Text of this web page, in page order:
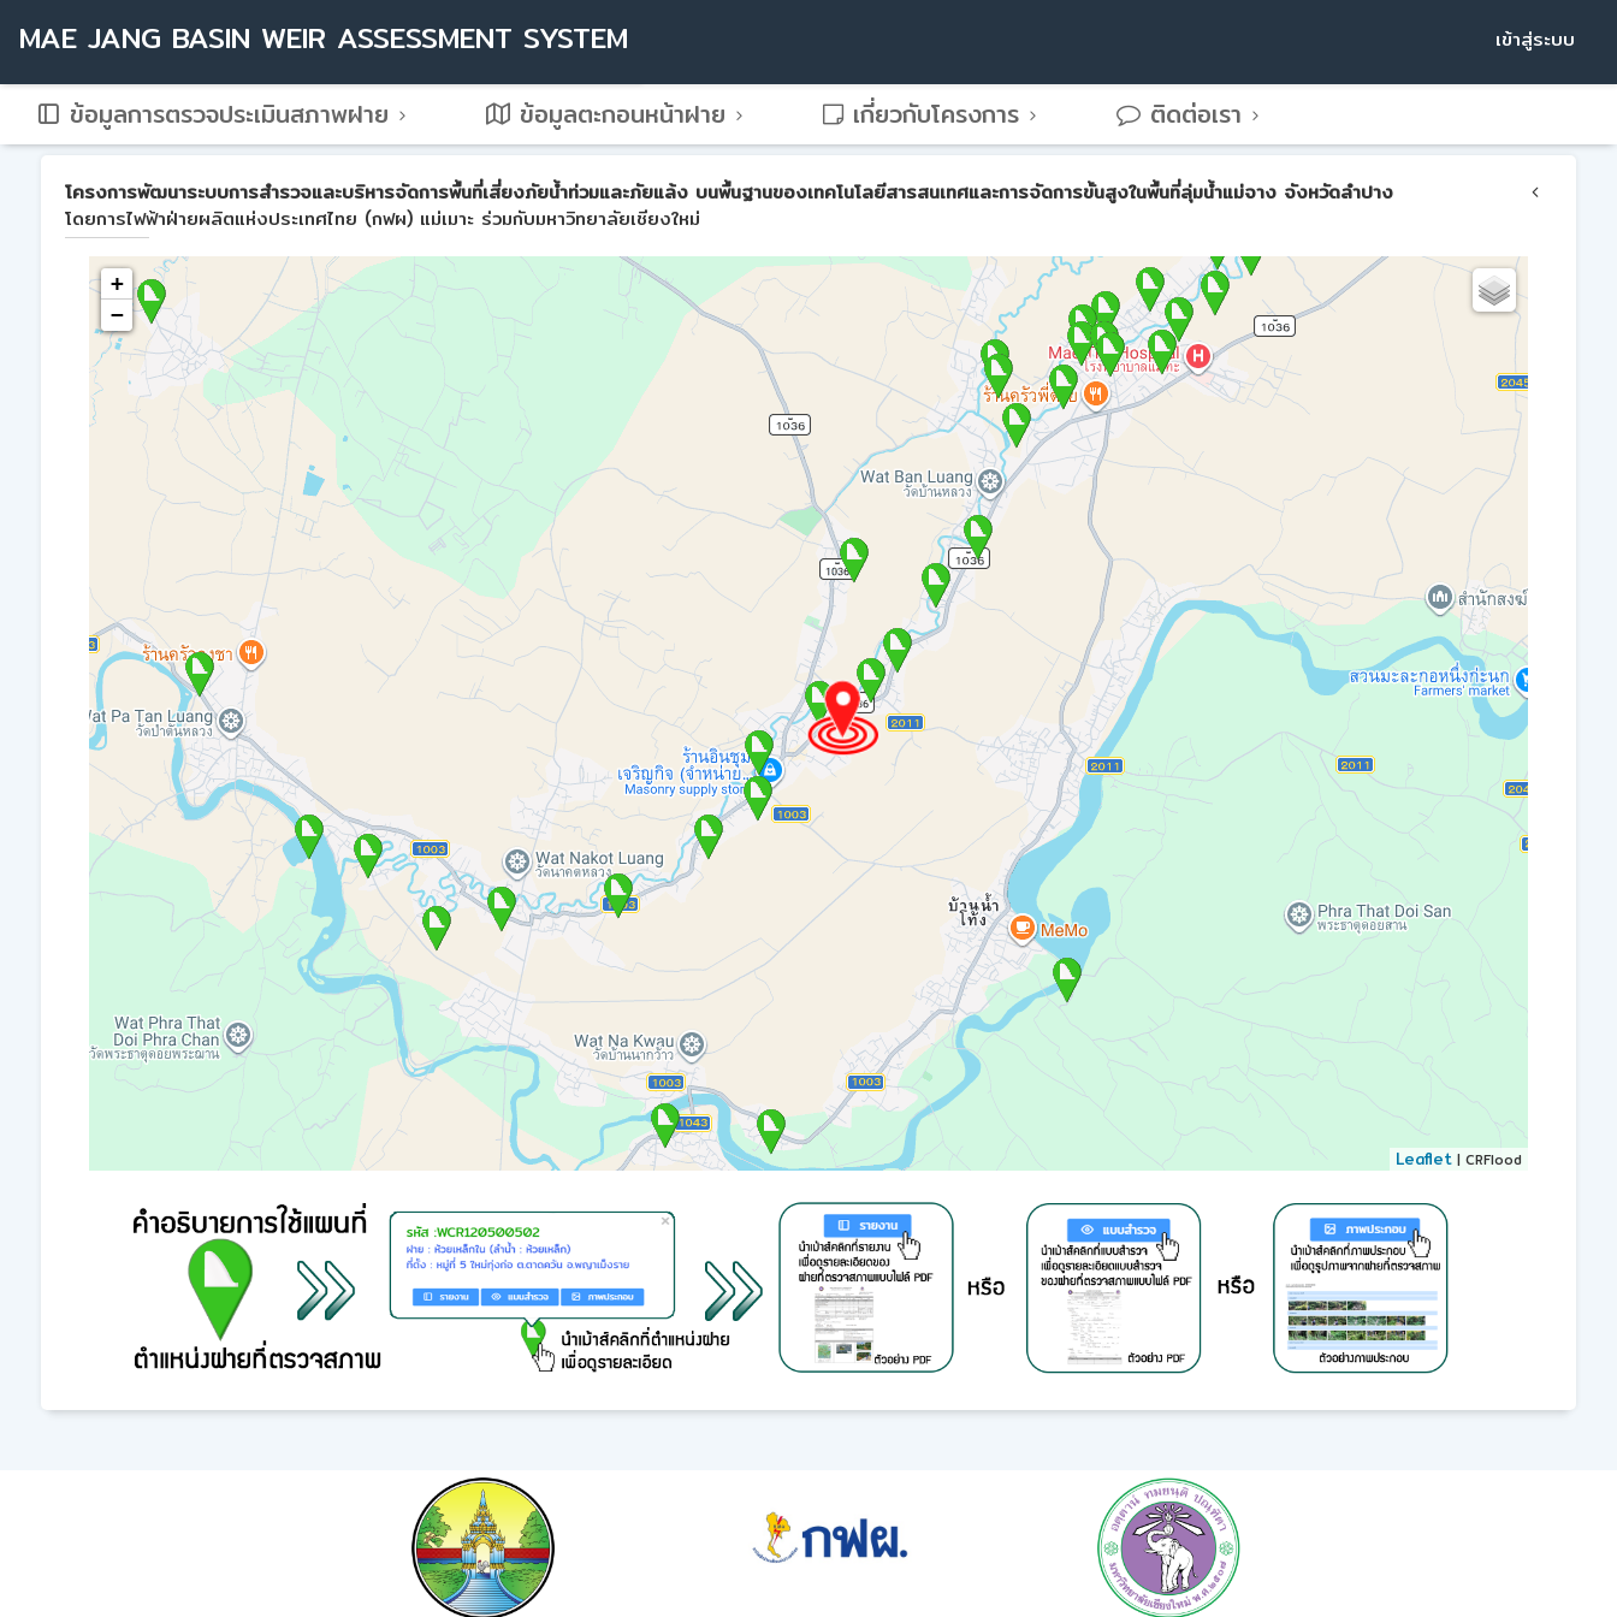
MAE JANG BASIN WEIR ASSESSMENT SYSTEM เข้าสู่ระบบ
ข้อมูลการตรวจประเมินสภาพฝาย ข้อมูลตะกอนหน้าฝาย เกี่ยวกับโครงการ ติดต่อเรา
โครงการพัฒนาระบบการสำรวจและบริหารจัดการพื้นที่เสี่ยงภัยน้ำท่วมและภัยแล้ง บนพื้นฐานของเทคโนโลยีสารสนเทศและการจัดการขั้นสูงในพื้นที่ลุ่มน้ำแม่จาง จังหวัดลำปาง
โดยการไฟฟ้าฝ่ายผลิตแห่งประเทศไทย (กฟผ) แม่เมาะ ร่วมกับมหาวิทยาลัยเชียงใหม่
+
−
Leaflet | CRFlood